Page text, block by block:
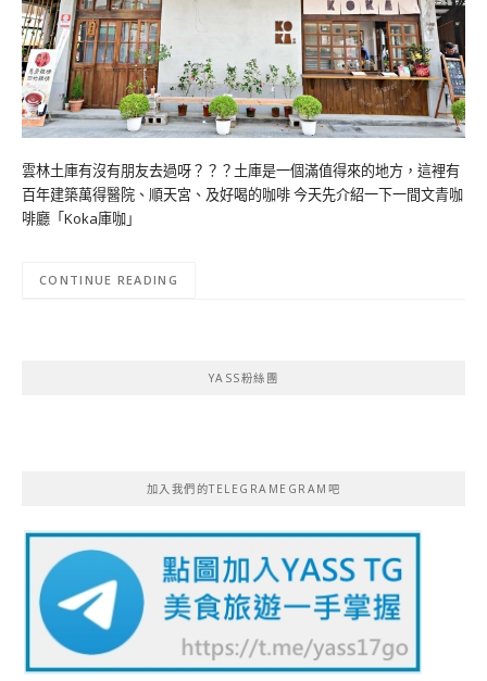
雲林土庫有沒有朋友去過呀？？？土庫是一個滿值得來的地方，這裡有
百年建築萬得醫院、順天宮、及好喝的咖啡 今天先介紹一下一間文青咖
啡廳「Koka庫咖」
CONTINUE READING
YASS粉絲團
加入我們的TELEGRAMEGRAM吧